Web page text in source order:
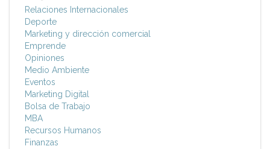
Relaciones Internacionales
Deporte
Marketing y dirección comercial
Emprende
Opiniones
Medio Ambiente
Eventos
Marketing Digital
Bolsa de Trabajo
MBA
Recursos Humanos
Finanzas